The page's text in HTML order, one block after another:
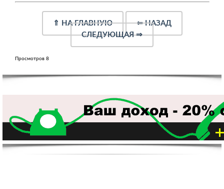
⇑ НА ГЛАВНУЮ ⇐НАЗАД
СЛЕДУЮЩАЯ⇒
Просмотров 8